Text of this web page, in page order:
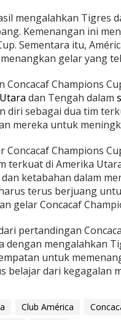
mengalahkan Tigres
Kemenangan ini
Sementara itu,
gelar yang
Concacaf Champions
dan Tengah dalam
diri sebagai dua tim
mereka untuk
Concacaf Champions
terkuat di Amerika
ketabahan dalam
terus berjuang
gelar Concacaf
pertandingan
dengan mengalahkan
untuk
belajar dari kegagalan
Club América